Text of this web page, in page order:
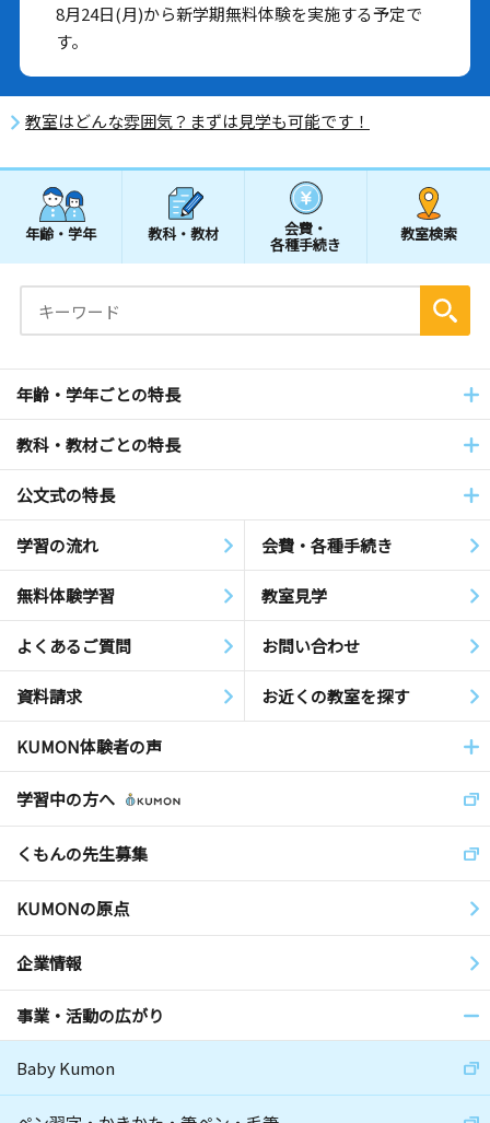
8月24日(月)から新学期無料体験を実施する予定で
す。
教室はどんな雰囲気？まずは見学も可能です！
年齢・学年 教科・教材 会費・
各種手続き
教室検索
年齢・学年ごとの特長
教科・教材ごとの特長
公文式の特長
学習の流れ 会費・各種手続き
無料体験学習 教室見学
よくあるご質問 お問い合わせ
資料請求 お近くの教室を探す
KUMON体験者の声
学習中の方へ
くもんの先生募集
KUMONの原点
企業情報
事業・活動の広がり
Baby Kumon